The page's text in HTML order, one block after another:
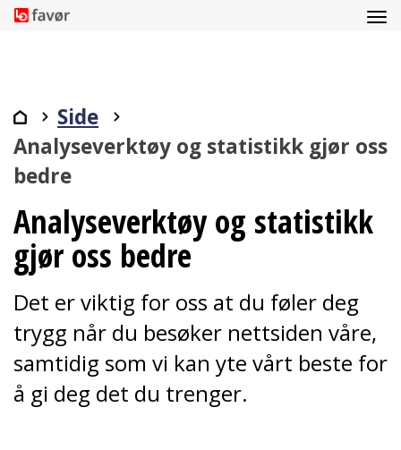
Side
Analyseverktøy og statistikk gjør oss
bedre
Analyseverktøy og statistikk
gjør oss bedre
Det er viktig for oss at du føler deg
trygg når du besøker nettsiden våre,
samtidig som vi kan yte vårt beste for
å gi deg det du trenger.